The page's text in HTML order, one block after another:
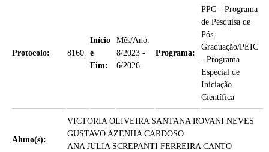
Protocolo: 8160
Início
e
Fim:
Mês/Ano:
8/2023 -
6/2026
Programa:
PPG - Programa
de Pesquisa de
Pós-
Graduação/PEIC
- Programa
Especial de
Iniciação
Científica
Aluno(s):
VICTORIA OLIVEIRA SANTANA ROVANI NEVES
GUSTAVO AZENHA CARDOSO
ANA JULIA SCREPANTI FERREIRA CANTO